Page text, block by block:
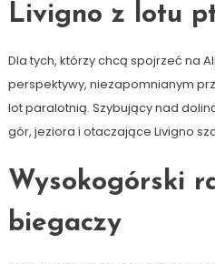
Livigno z lotu
Dla tych, którzy chcą spojrzeć na
perspektywy, niezapomnianym
lot paralotnią. Szybujący nad
gór, jeziora i otaczające Livigno
Wysokogórski
biegaczy